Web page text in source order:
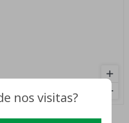
nos visitas?